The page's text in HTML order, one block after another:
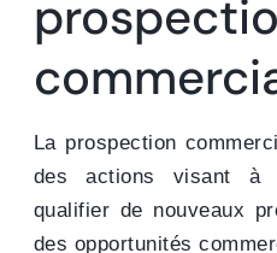
La prospection
des actions visant à
qualifier de nouveaux
des opportunités